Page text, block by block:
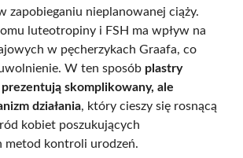
zapobieganiu nieplanowanej ciąży.
luteotropiny i FSH ma wpływ na
w pęcherzykach Graafa, co
W ten sposób plastry
skomplikowany, ale
działania, który cieszy się rosnącą
kobiet poszukujących
metod kontroli urodzeń.